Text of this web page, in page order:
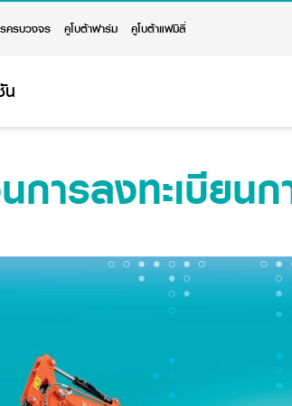
ครบวงจร คูโบต้าฟาร์ม คูโบต้าแฟมิลี่
น
การลงทะเบียน